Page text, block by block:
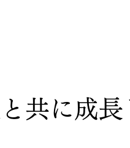
共に成長